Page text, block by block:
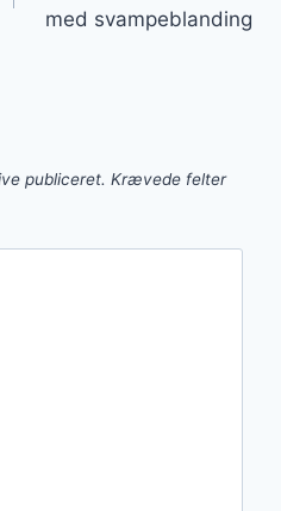
med svampeblanding
publiceret. Krævede felter